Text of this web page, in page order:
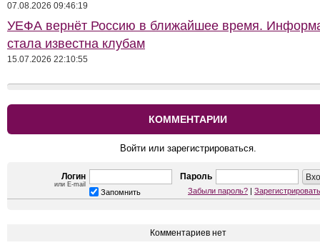
07.08.2026 09:46:19
УЕФА вернёт Россию в ближайшее время.
стала известна клубам
15.07.2026 22:10:55
КОММЕНТАРИИ
Войти или зарегистрироваться.
Логин
или E-mail
Пароль
Запомнить Забыли пароль? |
Комментариев нет